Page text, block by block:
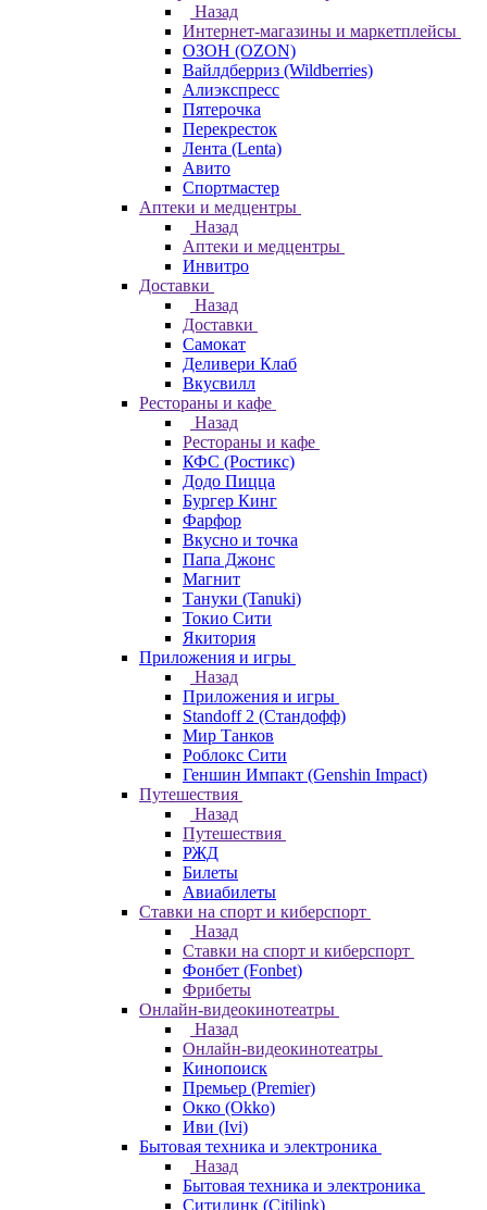
Назад
Интернет-магазины и маркетплейсы
ОЗОН (OZON)
Вайлдберриз (Wildberries)
Алиэкспресс
Пятерочка
Перекресток
Лента (Lenta)
Авито
Спортмастер
Аптеки и медцентры
Назад
Аптеки и медцентры
Инвитро
Доставки
Назад
Доставки
Самокат
Деливери Клаб
Вкусвилл
Рестораны и кафе
Назад
Рестораны и кафе
КФС (Ростикс)
Додо Пицца
Бургер Кинг
Фарфор
Вкусно и точка
Папа Джонс
Магнит
Тануки (Tanuki)
Токио Сити
Якитория
Приложения и игры
Назад
Приложения и игры
Standoff 2 (Стандофф)
Мир Танков
Роблокс Сити
Геншин Импакт (Genshin Impact)
Путешествия
Назад
Путешествия
РЖД
Билеты
Авиабилеты
Ставки на спорт и киберспорт
Назад
Ставки на спорт и киберспорт
Фонбет (Fonbet)
Фрибеты
Онлайн-видеокинотеатры
Назад
Онлайн-видеокинотеатры
Кинопоиск
Премьер (Premier)
Окко (Okko)
Иви (Ivi)
Бытовая техника и электроника
Назад
Бытовая техника и электроника
Ситилинк (Citilink)